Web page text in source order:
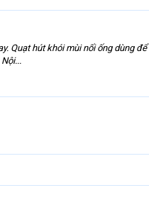
Quạt hút khói mùi nối ống dùng